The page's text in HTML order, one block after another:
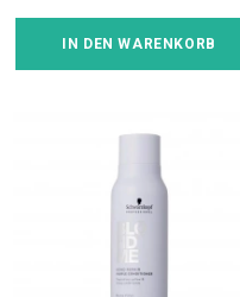
IN DEN WARENKORB